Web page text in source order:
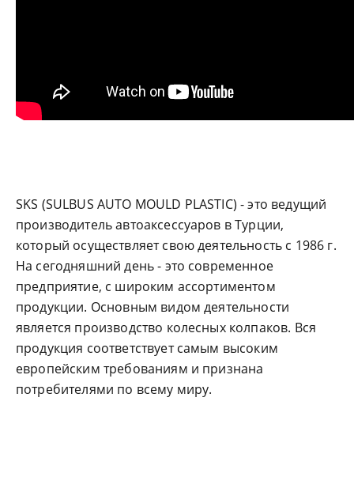
SKS (SULBUS AUTO MOULD PLASTIC) - это ведущий
производитель автоаксессуаров в Турции,
который осуществляет свою деятельность с 1986 г.
На сегодняшний день - это современное
предприятие, с широким ассортиментом
продукции. Основным видом деятельности
является производство колесных колпаков. Вся
продукция соответствует самым высоким
европейским требованиям и признана
потребителями по всему миру.